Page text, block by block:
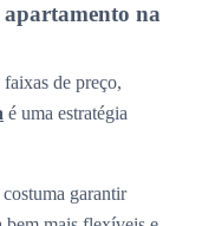
na
faixas de preço,
é uma estratégia
garantir